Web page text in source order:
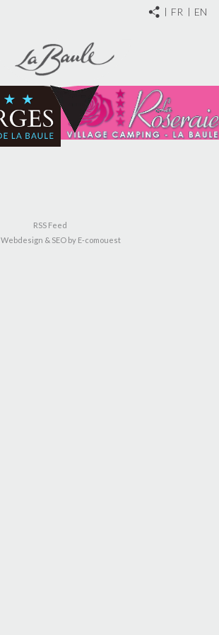
FR EN
RSS Feed
Webdesign & SEO by E-comouest